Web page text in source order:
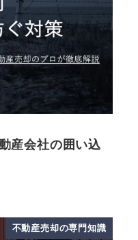
産会社の囲い込
不動産売却の専門知識